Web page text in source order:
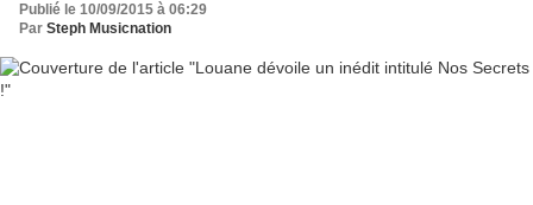
Publié le 10/09/2015 à 06:29
Par Steph Musicnation